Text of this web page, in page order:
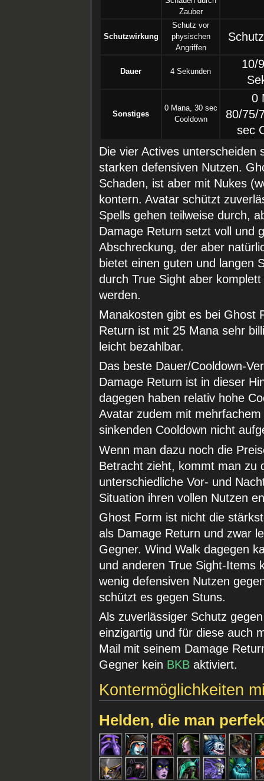
Zauber
Schutzwirkung
Schutz vor
physischen
Angriffen
Dauer 4 Sekunden
10/
Sonstiges
0 Mana, 30 sec
Cooldown
0
80/75/
sec
Die vier Actives unterscheiden
starken defensiven Nutzen.
Schaden, ist aber mit Nukes
kontern. Avatar schützt
Spells gehen teilweise durch,
Damage Return setzt voll und
Abschreckung, der aber
bietet einen guten und langen
durch True Sight aber
werden.
Manakosten gibt es bei Ghost
Return ist mit 25 Mana sehr
leicht bezahlbar.
Das beste Dauer/Cooldown-
Damage Return ist in dieser
dagegen haben relativ hohe
Avatar zudem mit
sinkenden Cooldown nicht
Wenn man dazu noch die
Betracht zieht, kommt man zu
unterschiedliche Vor- und
Situation ihren vollen Nutzen
Ghost Form ist nicht die
als Damage Return und zwar
Gegner. Wind Walk dagegen
und anderen True Sight-Items
wenig defensiven Nutzen
schützt es gegen Stuns.
Als zuverlässiger Schutz
einzigartig und für diese auch
Mail mit seinem Damage
Gegner kein BKB aktiviert.
Kontermöglichkeiten
Helden, die man